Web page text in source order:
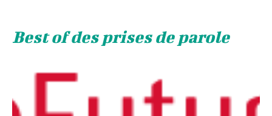
Best of des prises de parole